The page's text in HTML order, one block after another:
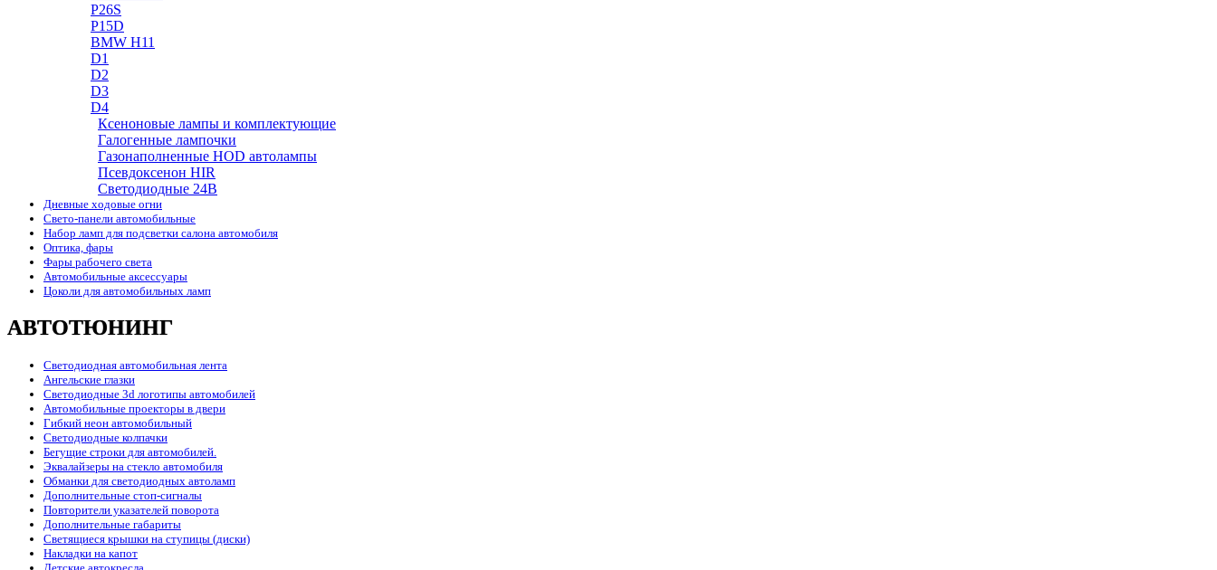
P26S
P15D
BMW H11
D1
D2
D3
D4
Ксеноновые лампы и комплектующие
Галогенные лампочки
Газонаполненные HOD автолампы
Псевдоксенон HIR
Cветодиодные 24B
Дневные ходовые огни
Свето-панели автомобильные
Набор ламп для подсветки салона автомобиля
Оптика, фары
Фары рабочего света
Автомобильные аксессуары
Цоколи для автомобильных ламп
АВТОТЮНИНГ
Светодиодная автомобильная лента
Ангельские глазки
Светодиодные 3d логотипы автомобилей
Автомобильные проекторы в двери
Гибкий неон автомобильный
Светодиодные колпачки
Бегущие строки для автомобилей.
Эквалайзеры на стекло автомобиля
Обманки для светодиодных автоламп
Дополнительные стоп-сигналы
Повторители указателей поворота
Дополнительные габариты
Светящиеся крышки на ступицы (диски)
Накладки на капот